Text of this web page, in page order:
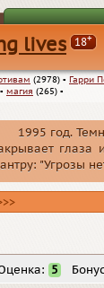
lives 18+
(2978) ▪ Гарри
▪ магия (265) ▪
1995 год.
глаза
"Угрозы
5